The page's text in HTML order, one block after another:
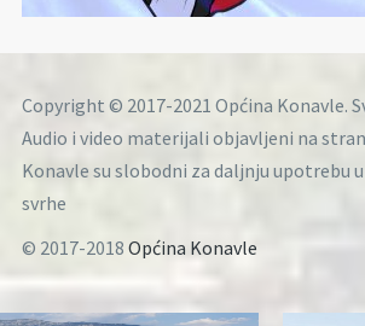
Copyright © 2017-2021 Općina Konavle.
Audio i video materijali objavljeni na
Konavle su slobodni za daljnju upotrebu
svrhe
© 2017-2018 Općina Konavle